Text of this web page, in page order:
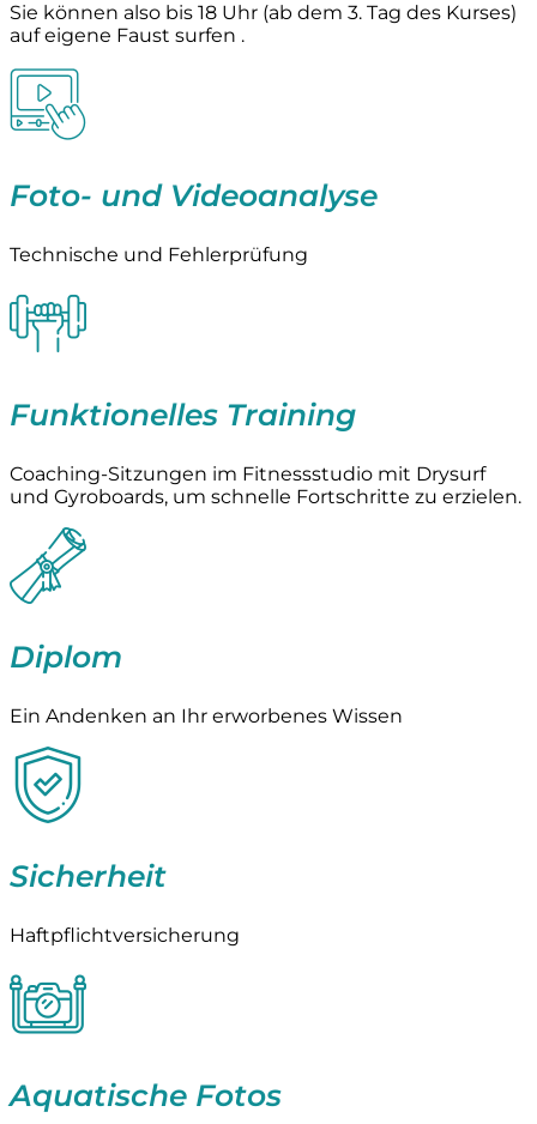
Sie können also bis 18 Uhr (ab dem 3. Tag des Kurses)
auf eigene Faust surfen .
Foto- und Videoanalyse
Technische und Fehlerprüfung
Funktionelles Training
Coaching-Sitzungen im Fitnessstudio mit Drysurf
und Gyroboards, um schnelle Fortschritte zu erzielen.
Diplom
Ein Andenken an Ihr erworbenes Wissen
Sicherheit
Haftpflichtversicherung
Aquatische Fotos